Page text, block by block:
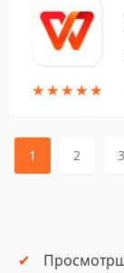
★★★★★
★★★★★
1 2 3